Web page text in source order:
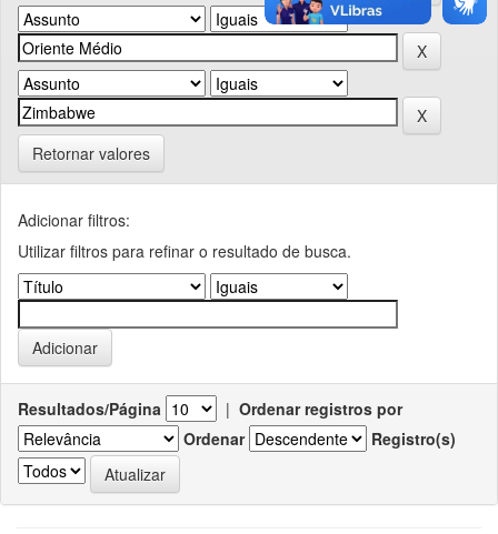
Retornar valores
Adicionar filtros:
Utilizar filtros para refinar o resultado de busca.
Resultados/Página | Ordenar registros por
Ordenar
Registro(s)